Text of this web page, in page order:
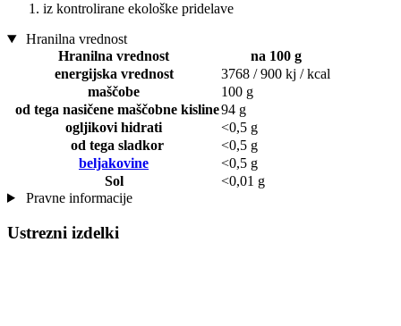
iz kontrolirane ekološke pridelave
Hranilna vrednost
Hranilna vrednost
na 100 g
energijska vrednost
3768 / 900 kj / kcal
maščobe
100 g
od tega nasičene maščobne kisline94 g
ogljikovi hidrati
<0,5 g
od tega sladkor
<0,5 g
beljakovine
<0,5 g
Sol
<0,01 g
Pravne informacije
Ustrezni izdelki